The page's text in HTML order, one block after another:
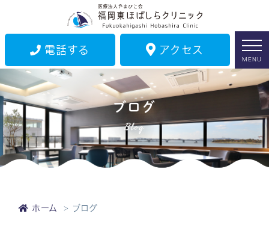
電話する アクセス
MENU
ブログ
Blog
ホーム ブログ